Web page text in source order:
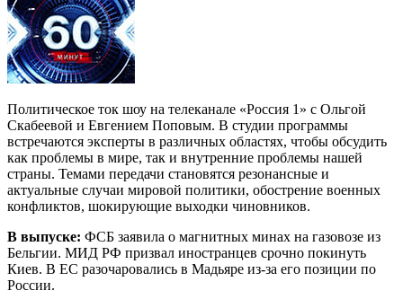
Политическое ток шоу на телеканале «Россия 1» с Ольгой
Скабеевой и Евгением Поповым. В студии программы
встречаются эксперты в различных областях, чтобы обсудить
как проблемы в мире, так и внутренние проблемы нашей
страны. Темами передачи становятся резонансные и
актуальные случаи мировой политики, обострение военных
конфликтов, шокирующие выходки чиновников.
В выпуске: ФСБ заявила о магнитных минах на газовозе из
Бельгии. МИД РФ призвал иностранцев срочно покинуть
Киев. В ЕС разочаровались в Мадьяре из-за его позиции по
России.